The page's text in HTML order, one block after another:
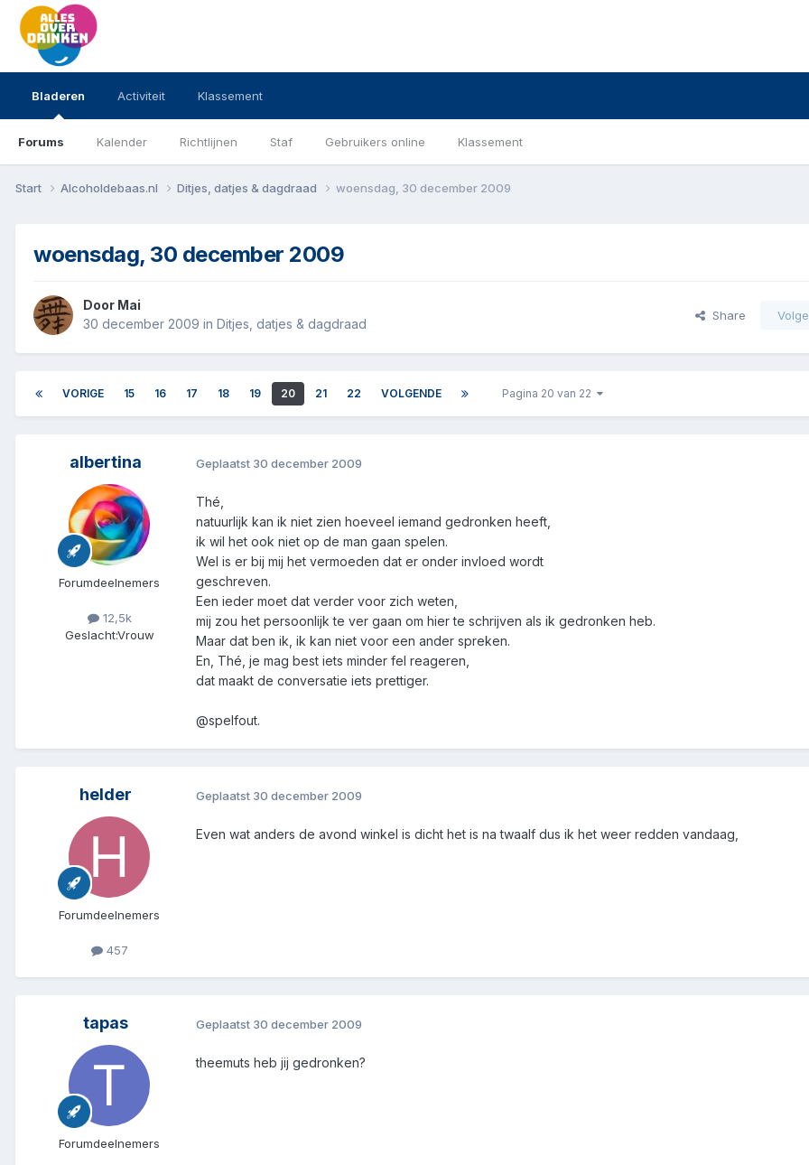
Bladeren
Forums Kalender Richtlijnen Staf Gebruikers online Klassement
Activiteit Klassement
Start Alcoholdebaas.nl Ditjes, datjes & dagdraad woensdag, 30 december 2009
woensdag, 30 december 2009
Door Mai
30 december 2009 in Ditjes, datjes & dagdraad
Share
VORIGE 15 16 17 18 19 20 21 22 VOLGENDE Pagina 20 van 22
albertina
Forumdeelnemers
12,5k
Geslacht:Vrouw
Geplaatst 30 december 2009
Thé,
natuurlijk kan ik niet zien hoeveel iemand gedronken heeft,
ik wil het ook niet op de man gaan spelen.
Wel is er bij mij het vermoeden dat er onder invloed wordt
geschreven.
Een ieder moet dat verder voor zich weten,
mij zou het persoonlijk te ver gaan om hier te schrijven als ik gedronken heb.
Maar dat ben ik, ik kan niet voor een ander spreken.
En, Thé, je mag best iets minder fel reageren,
dat maakt de conversatie iets prettiger.
@spelfout.
helder
Forumdeelnemers
457
Geplaatst 30 december 2009
Even wat anders de avond winkel is dicht het is na twaalf dus ik het weer redden vandaag,
tapas
Forumdeelnemers
Geplaatst 30 december 2009
theemuts heb jij gedronken?